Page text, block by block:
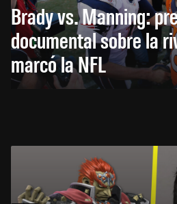
Brady vs. Manning:
documental sobre la
marcó la NFL